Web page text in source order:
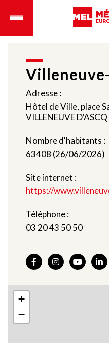
principal
mobile
+
−
Adresse :
Hôtel de Ville, place
VILLENEUVE D'ASCQ
Nombre d'habitants :
63408 (26/06/2026)
Site internet :
https://
Téléphone :
03 20 43 50 50
   
Panneau de gestion des cookies